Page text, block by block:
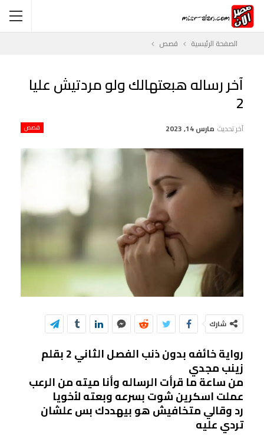
الصفحة الرئيسية قصص
آخر رساله هبعتهالك ولو مردتيش عليا
2
قصص آخر تحديث مارس 14, 2023
شارك
رواية خائفه بدون ذنب الفصل الثاني 2 بقلم
زينب مجدي
من ساعة ما قرأت الرساله وأنا ميته من الرعب
عملت اسكرين شوت بسرعه وبعته لأخويا
رد وقالي متخافيش هو بيهددك بس علشان
تردي عليه